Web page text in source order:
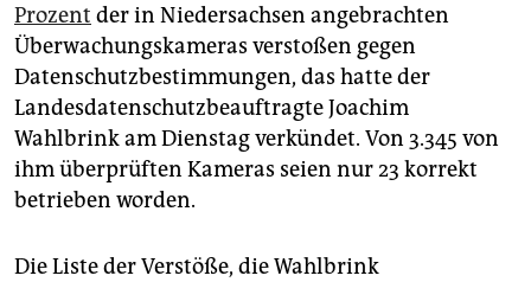
unterstützen
abo
genossenschaft
epaper login
Prozent der in Niedersachsen angebrachten
Überwachungskameras verstoßen gegen
Datenschutzbestimmungen, das hatte der
Landesdatenschutzbeauftragte Joachim
Wahlbrink am Dienstag verkündet. Von 3.345 von
ihm überprüften Kameras seien nur 23 korrekt
betrieben worden.
Die Liste der Verstöße, die Wahlbrink